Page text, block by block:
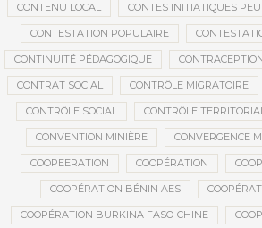
CONTENU LOCAL CONTES INITIATIQUES
CONTESTATION POPULAIRE
CONTINUITÉ PÉDAGOGIQUE
CONTRAT SOCIAL CONTRÔLE MIGRATOIRE
CONTRÔLE SOCIAL CONTRÔLE
CONVENTION MINIÈRE CONVERGENCE
COOPEERATION COOPÉRATION
COOPÉRATION BÉNIN AES
COOPÉRATION BURKINA FASO-CHINE